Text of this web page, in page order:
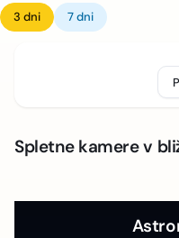
3 dni 7 dni
Spletne kamere v